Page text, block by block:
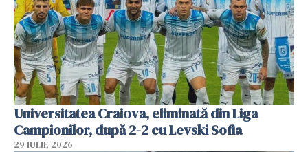
Universitatea Craiova, eliminată din Liga
Campionilor, după 2-2 cu Levski Sofia
29 IULIE 2026